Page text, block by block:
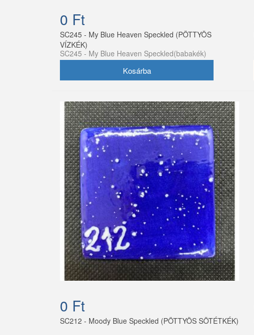
0 Ft
SC245 - My Blue Heaven Speckled (PÖTTYÖS
VÍZKÉK)
SC245 - My Blue Heaven Speckled(babakék)
0 Ft
SC212 - Moody Blue Speckled (PÖTTYÖS SÖTÉTKÉK)